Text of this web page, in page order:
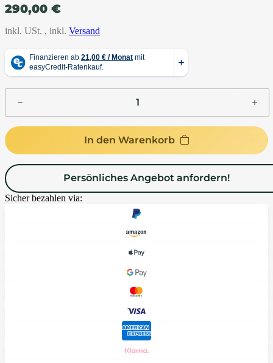
290,00 €
inkl. USt. , inkl. Versand
In den Warenkorb
Persönliches Angebot anfordern!
Sicher bezahlen via: